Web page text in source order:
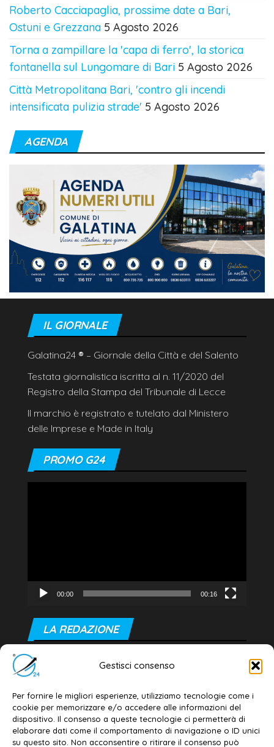
Gestisci consenso
Per fornire le migliori esperienze, utilizziamo tecnologie come i
cookie per memorizzare e/o accedere alle informazioni del
dispositivo. Il consenso a queste tecnologie ci permetterà di
elaborare dati come il comportamento di navigazione o ID unici
su questo sito. Non acconsentire o ritirare il consenso può
Roberto Cacciapaglia, prossime date a Bari,
Ostuni e Grezzana 5 Agosto 2026
Torna a zampillare la 'capa di ferro', la storica
fontanella sul Lungomare di Bari 5 Agosto 2026
Città Metropolitana Bari, 'contro gli incendi
intensificata pulizia strade' 5 Agosto 2026
AGENDA
IL GIORNALE
Galatina24 ® – Giornale della Città e del Salento
Testata giornalistica iscritta al n. 11/2020 del
Registro della Stampa del Tribunale di Lecce
Il marchio è registrato e tutelato dal Ministero
delle Imprese e Made in Italy
PROMO G24
00:00 00:16
LA REDAZIONE
Editore e direttore responsabile:
Dott. Daniele G. Masciullo
Email: redazione@galatina24.it
Contatti –Disclaimer
Privacy policy –Cookie policy